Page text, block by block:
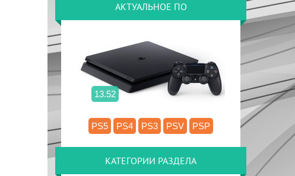
АКТУАЛЬНОЕ ПО
13.52
PS5 PS4 PS3 PSV PSP
КАТЕГОРИИ РАЗДЕЛА